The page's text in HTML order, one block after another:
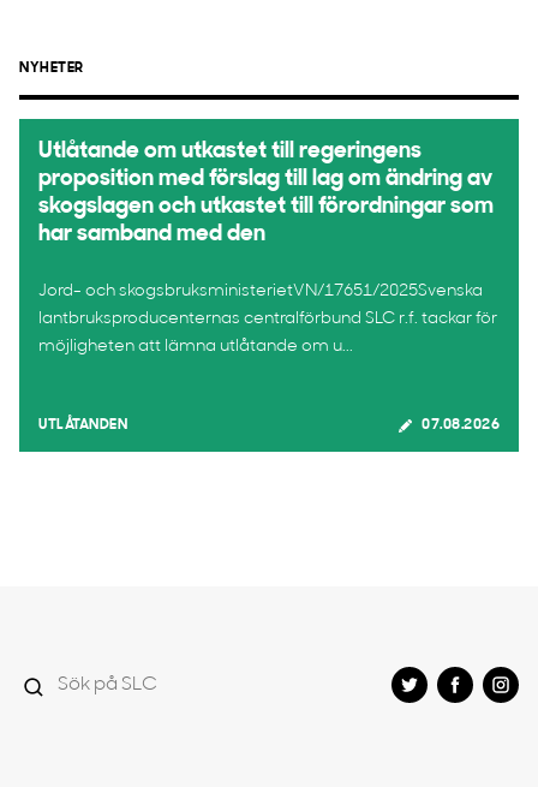
NYHETER
Utlåtande om utkastet till regeringens
proposition med förslag till lag om ändring av
skogslagen och utkastet till förordningar som
har samband med den
Jord- och skogsbruksministerietVN/17651/2025Svenska
lantbruksproducenternas centralförbund SLC r.f. tackar för
möjligheten att lämna utlåtande om u...
UTLÅTANDEN 07.08.2026